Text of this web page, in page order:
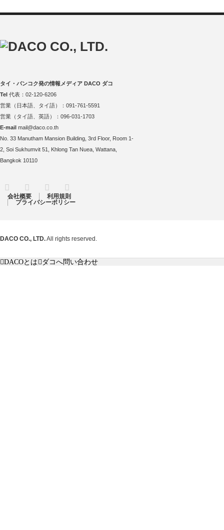
タイ・バンコク発の情報メディア DACO ダコ
Tel 代表：02-120-6206
営業（日本語、タイ語）：091-761-5591
営業（タイ語、英語）：096-031-1703
E-mail mail@daco.co.th
No. 33 Manutham Mansion Building, 3rd Floor, Room 1-
2, Soi Sukhumvit 51, Khlong Tan Nuea, Wattana,
Bangkok 10110
Twitter FacebookInstagram
会社概要
利用規則
プライバシーポリシー
DACO CO., LTD.All rights reserved.
DACOとは ダコへ問い合わせ